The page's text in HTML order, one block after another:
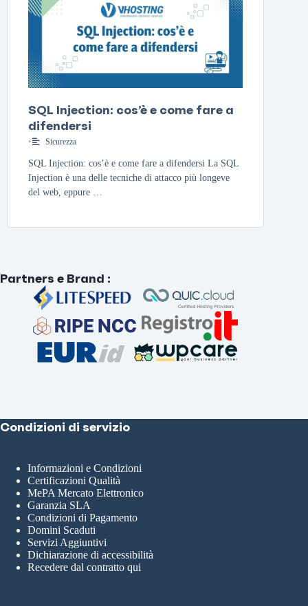
SQL Injection: cos’è e come fare a
difendersi
• Sicurezza
SQL Injection: cos’è e come fare a difendersi La SQL
Injection è una delle tecniche di attacco più longeve
del web, eppure …
Partners e Brand :
Condizioni di servizio
Informazioni e Condizioni
Certificazioni Qualità
MePA Mercato Elettronico
Garanzia SLA
Condizioni di Pagamento
Domini Scaduti
Servizi Aggiuntivi
Dichiarazione di accessibilità
Recedere dal contratto qui